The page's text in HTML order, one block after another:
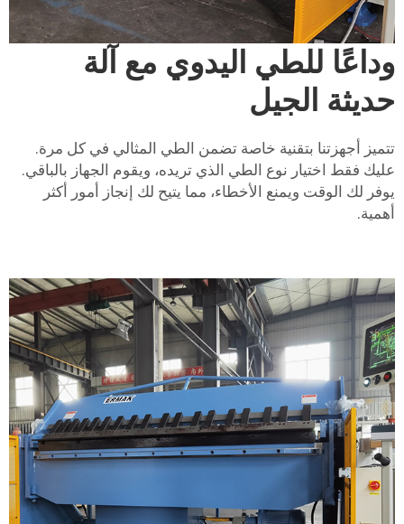
وداعًا للطي اليدوي مع آلة
حديثة الجيل
تتميز أجهزتنا بتقنية خاصة تضمن الطي المثالي في كل مرة.
عليك فقط اختيار نوع الطي الذي تريده، ويقوم الجهاز بالباقي.
يوفر لك الوقت ويمنع الأخطاء، مما يتيح لك إنجاز أمور أكثر
أهمية.